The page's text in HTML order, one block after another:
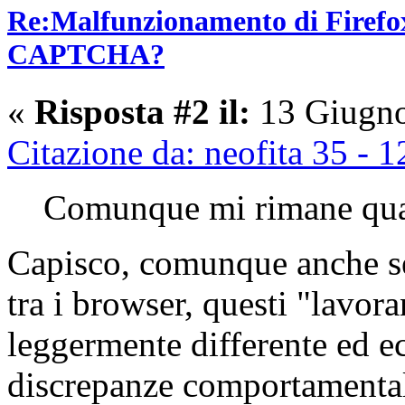
Re:Malfunzionamento di
CAPTCHA?
« Risposta #2 il: 13
Citazione da: neofita 35 -
Comunque mi rimane
Capisco, comunque anche
tra i browser, questi
leggermente differente ed
discrepanze